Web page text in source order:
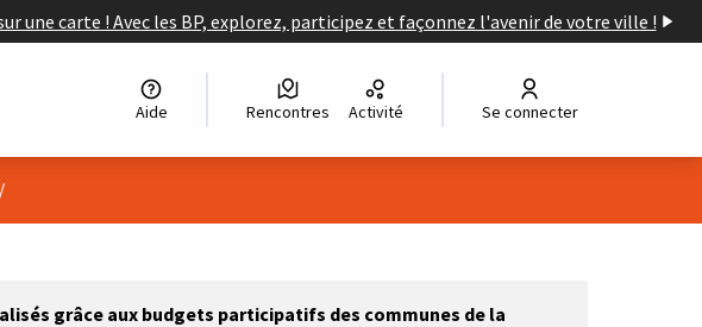
une carte ! Avec les BP, explorez, participez et façonnez l'avenir de votre ville !
Aide Rencontres Activité Se connecter
utilisateur
/
grâce aux budgets participatifs des communes de la